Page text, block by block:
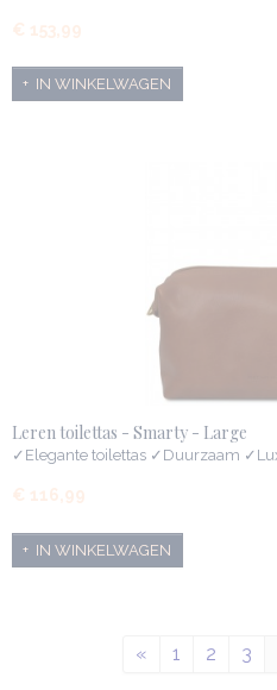
€ 153,99
IN WINKELWAGEN
Leren toilettas - Smarty - Large
✓Elegante toilettas ✓Duurzaam
€ 116,99
IN WINKELWAGEN
« 1 2 3